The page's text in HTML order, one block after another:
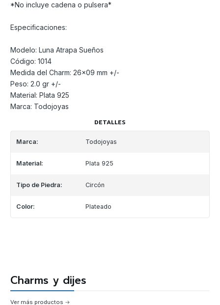
*No incluye cadena o pulsera*
Especificaciones:
Modelo: Luna Atrapa Sueños
Código: 1014
Medida del Charm: 26x09 mm +/-
Peso: 2.0 gr +/-
Material: Plata 925
Marca: Todojoyas
DETALLES
Marca: Todojoyas
Material: Plata 925
Tipo de Piedra: Circón
Color: Plateado
Charms y dijes
Ver más productos